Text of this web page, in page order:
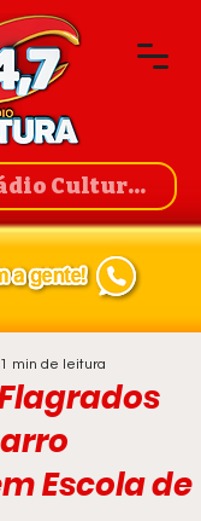
Cultura de Guanambi
Escola de
1 min de leitura